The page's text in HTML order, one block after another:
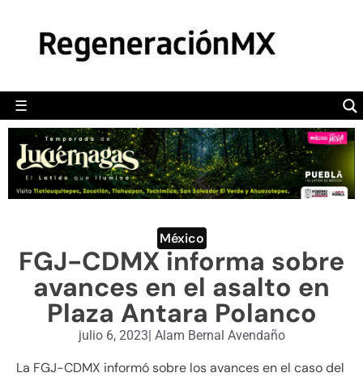
☰
POLÍTICA
CAMALEÓN
OPINIÓN
DEPORTES
ENGLISH SECTION
VIDEOS
México
FGJ-CDMX informa sobre
avances en el asalto en
Plaza Antara Polanco
julio 6, 2023| Alam Bernal Avendaño
La FGJ-CDMX informó sobre los avances en el caso del